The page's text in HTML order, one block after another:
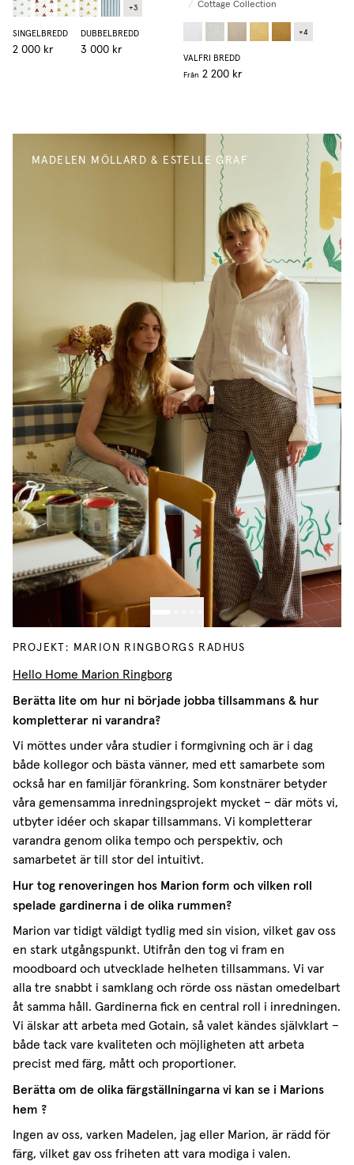
+3
SINGELBREDD
2 000 kr
DUBBELBREDD
3 000 kr
/ Cottage Collection
+4
VALFRI BREDD
Från 2 200 kr
MADELEN MÖLLARD & ESTELLE GRAF
PROJEKT: MARION RINGBORGS RADHUS
Hello Home Marion Ringborg
Berätta lite om hur ni började jobba tillsammans & hur
kompletterar ni varandra?
Vi möttes under våra studier i formgivning och är i dag
både kollegor och bästa vänner, med ett samarbete som
också har en familjär förankring. Som konstnärer betyder
våra gemensamma inredningsprojekt mycket – där möts vi,
utbyter idéer och skapar tillsammans. Vi kompletterar
varandra genom olika tempo och perspektiv, och
samarbetet är till stor del intuitivt.
Hur tog renoveringen hos Marion form och vilken roll
spelade gardinerna i de olika rummen?
Marion var tidigt väldigt tydlig med sin vision, vilket gav oss
en stark utgångspunkt. Utifrån den tog vi fram en
moodboard och utvecklade helheten tillsammans. Vi var
alla tre snabbt i samklang och rörde oss nästan omedelbart
åt samma håll. Gardinerna fick en central roll i inredningen.
Vi älskar att arbeta med Gotain, så valet kändes självklart –
både tack vare kvaliteten och möjligheten att arbeta
precist med färg, mått och proportioner.
Berätta om de olika färgställningarna vi kan se i Marions
hem ?
Ingen av oss, varken Madelen, jag eller Marion, är rädd för
färg, vilket gav oss friheten att vara modiga i valen.